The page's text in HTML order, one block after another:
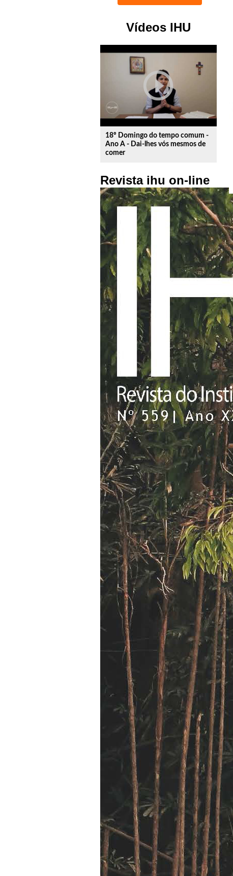
Vídeos IHU
play_circle_outline
18º Domingo do tempo comum -
Ano A - Dai-lhes vós mesmos de
comer
Revista ihu on-line